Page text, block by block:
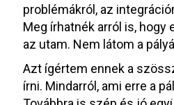
problémákról, az
Meg írhatnék arról is,
az utam. Nem látom a
Azt ígértem ennek a
írni. Mindarról, ami erre a